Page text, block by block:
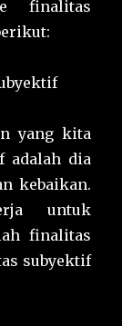
finalitas
yang kita
adalah dia
kebaikan.
untuk
finalitas
subyektif